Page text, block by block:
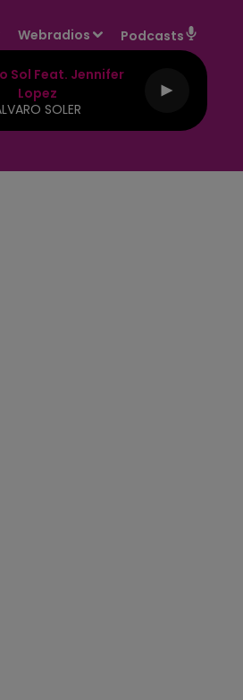
Webradios Podcasts
Sol Feat. Jennifer
Lopez
SOLER